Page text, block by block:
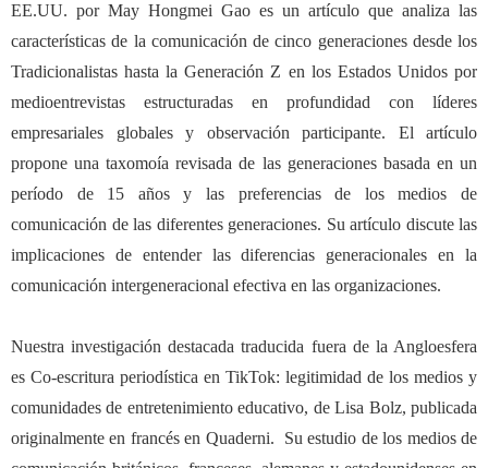
EE.UU. por May Hongmei Gao es un artículo que analiza las
características de la comunicación de cinco generaciones desde los
Tradicionalistas hasta la Generación Z en los Estados Unidos por
medioentrevistas estructuradas en profundidad con líderes
empresariales globales y observación participante. El artículo
propone una taxomoía revisada de las generaciones basada en un
período de 15 años y las preferencias de los medios de
comunicación de las diferentes generaciones. Su artículo discute las
implicaciones de entender las diferencias generacionales en la
comunicación intergeneracional efectiva en las organizaciones.
Nuestra investigación destacada traducida fuera de la Angloesfera
es Co-escritura periodística en TikTok: legitimidad de los medios y
comunidades de entretenimiento educativo, de Lisa Bolz, publicada
originalmente en francés en Quaderni. Su estudio de los medios de